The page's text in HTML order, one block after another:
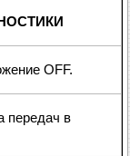
OFF.
передач в